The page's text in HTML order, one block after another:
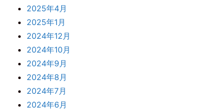
2025年4月
2025年1月
2024年12月
2024年10月
2024年9月
2024年8月
2024年7月
2024年6月